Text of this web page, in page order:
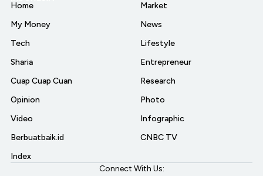
Home
My Money
Tech
Sharia
Cuap Cuap Cuan
Opinion
Video
Berbuatbaik.id
Index
Market
News
Lifestyle
Entrepreneur
Research
Photo
Infographic
CNBC TV
Connect With Us: